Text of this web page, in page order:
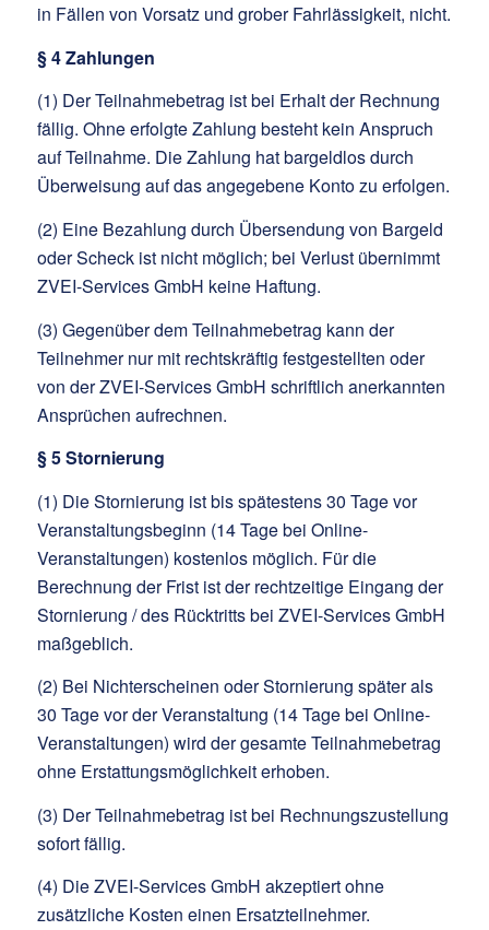
in Fällen von Vorsatz und grober Fahrlässigkeit, nicht.
§ 4 Zahlungen
(1) Der Teilnahmebetrag ist bei Erhalt der Rechnung
fällig. Ohne erfolgte Zahlung besteht kein Anspruch
auf Teilnahme. Die Zahlung hat bargeldlos durch
Überweisung auf das angegebene Konto zu erfolgen.
(2) Eine Bezahlung durch Übersendung von Bargeld
oder Scheck ist nicht möglich; bei Verlust übernimmt
ZVEI-Services GmbH keine Haftung.
(3) Gegenüber dem Teilnahmebetrag kann der
Teilnehmer nur mit rechtskräftig festgestellten oder
von der ZVEI-Services GmbH schriftlich anerkannten
Ansprüchen aufrechnen.
§ 5 Stornierung
(1) Die Stornierung ist bis spätestens 30 Tage vor
Veranstaltungsbeginn (14 Tage bei Online-
Veranstaltungen) kostenlos möglich. Für die
Berechnung der Frist ist der rechtzeitige Eingang der
Stornierung / des Rücktritts bei ZVEI-Services GmbH
maßgeblich.
(2) Bei Nichterscheinen oder Stornierung später als
30 Tage vor der Veranstaltung (14 Tage bei Online-
Veranstaltungen) wird der gesamte Teilnahmebetrag
ohne Erstattungsmöglichkeit erhoben.
(3) Der Teilnahmebetrag ist bei Rechnungszustellung
sofort fällig.
(4) Die ZVEI-Services GmbH akzeptiert ohne
zusätzliche Kosten einen Ersatzteilnehmer.